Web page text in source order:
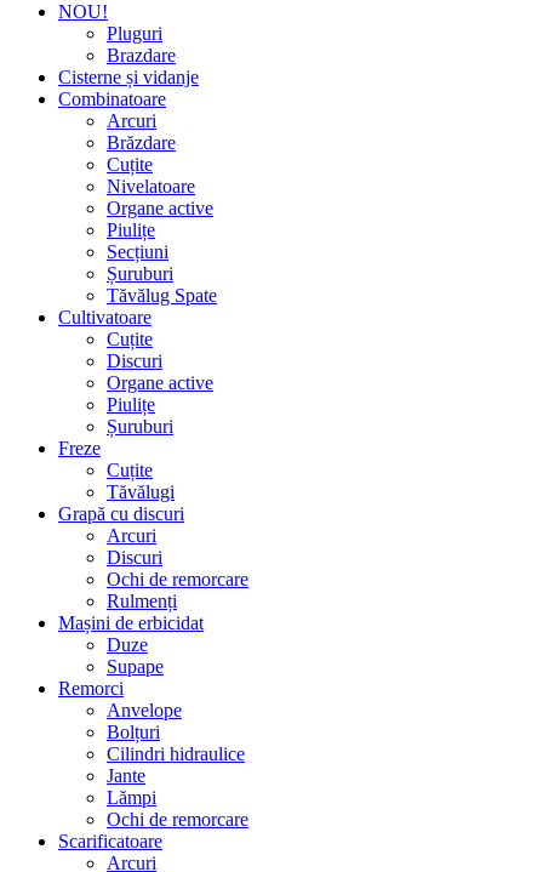
NOU!
Pluguri
Brazdare
Cisterne și vidanje
Combinatoare
Arcuri
Brăzdare
Cuțite
Nivelatoare
Organe active
Piulițe
Secțiuni
Șuruburi
Tăvălug Spate
Cultivatoare
Cuțite
Discuri
Organe active
Piulițe
Șuruburi
Freze
Cuțite
Tăvălugi
Grapă cu discuri
Arcuri
Discuri
Ochi de remorcare
Rulmenți
Mașini de erbicidat
Duze
Supape
Remorci
Anvelope
Bolțuri
Cilindri hidraulice
Jante
Lămpi
Ochi de remorcare
Scarificatoare
Arcuri